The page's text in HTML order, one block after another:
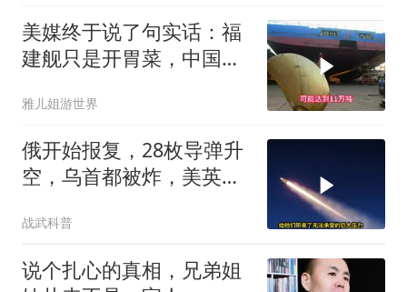
美媒终于说了句实话：福
建舰只是开胃菜，中国航
雅儿姐游世界
俄开始报复，28枚导弹升
空，乌首都被炸，美英法
战武科普
说个扎心的真相，兄弟姐